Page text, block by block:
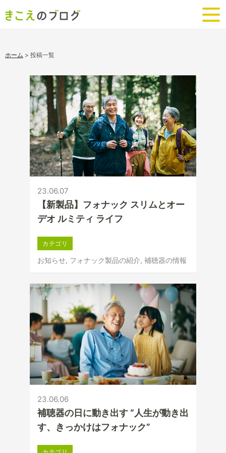
ホーム > 投稿一覧
23.06.07
【新製品】フォナック スリムとオー
デオ ルミティ ライフ
カテゴリ
お知らせ, フォナック製品の紹介, 補聴器の情報
23.06.06
補聴器の日に動き出す “人生が動き出
す、きっかけはフォナック”